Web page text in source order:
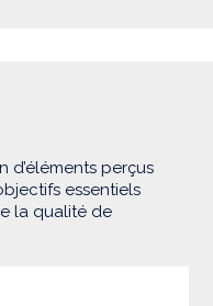
d’éléments perçus
essentiels
la qualité de